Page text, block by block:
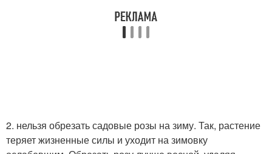
2. нельзя обрезать садовые розы на зиму. Так, растение
теряет жизненные силы и уходит на зимовку